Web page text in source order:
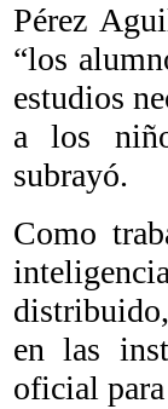
Pérez
“los
estudios
a los
subrayó.
Como
en las
oficial